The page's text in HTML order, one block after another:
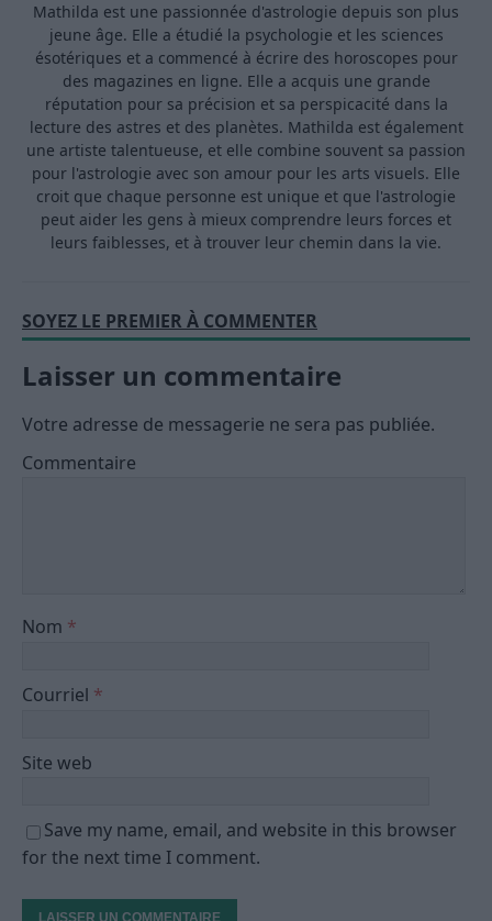
Mathilda est une passionnée d'astrologie depuis son plus
jeune âge. Elle a étudié la psychologie et les sciences
ésotériques et a commencé à écrire des horoscopes pour
des magazines en ligne. Elle a acquis une grande
réputation pour sa précision et sa perspicacité dans la
lecture des astres et des planètes. Mathilda est également
une artiste talentueuse, et elle combine souvent sa passion
pour l'astrologie avec son amour pour les arts visuels. Elle
croit que chaque personne est unique et que l'astrologie
peut aider les gens à mieux comprendre leurs forces et
leurs faiblesses, et à trouver leur chemin dans la vie.
SOYEZ LE PREMIER À COMMENTER
Laisser un commentaire
Votre adresse de messagerie ne sera pas publiée.
Commentaire
Nom *
Courriel *
Site web
Save my name, email, and website in this browser
for the next time I comment.